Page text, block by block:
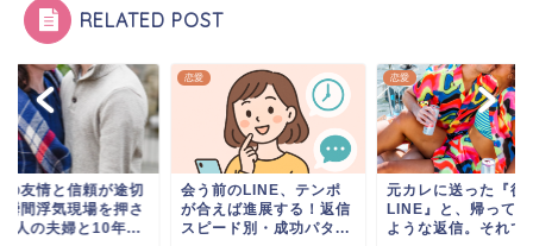
RELATED POST
の友情と信頼が途切
瞬間浮気現場を押さ
4人の夫婦と10年...
恋愛
会う前のLINE、テンポ
が合えば進展する！返信
スピード別・成功パタ...
恋愛
元カレに送った『後
LINE』と、帰って
ような返信。それで